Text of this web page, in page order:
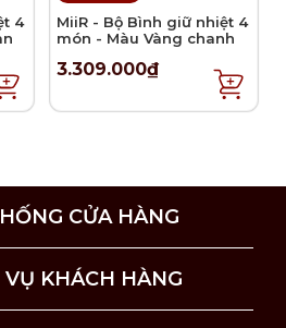
4
MiiR - Bộ Bình giữ nhiệt 4
món - Màu Vàng chanh
3.309.000₫
CỬA HÀNG
VỤ KHÁCH HÀNG